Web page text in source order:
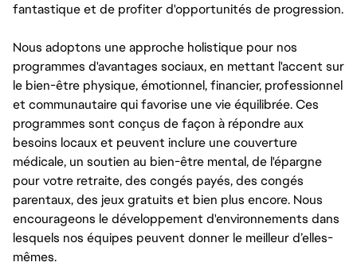
fantastique et de profiter d'opportunités de progression.
Nous adoptons une approche holistique pour nos
programmes d'avantages sociaux, en mettant l'accent sur
le bien-être physique, émotionnel, financier, professionnel
et communautaire qui favorise une vie équilibrée. Ces
programmes sont conçus de façon à répondre aux
besoins locaux et peuvent inclure une couverture
médicale, un soutien au bien-être mental, de l'épargne
pour votre retraite, des congés payés, des congés
parentaux, des jeux gratuits et bien plus encore. Nous
encourageons le développement d'environnements dans
lesquels nos équipes peuvent donner le meilleur d’elles-
mêmes.